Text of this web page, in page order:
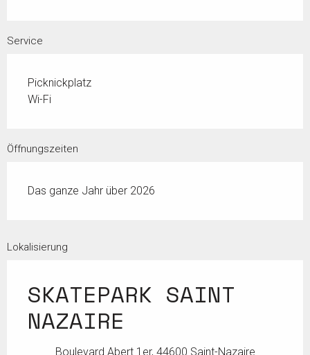
Service
Picknickplatz
Wi-Fi
Öffnungszeiten
Das ganze Jahr über 2026
Lokalisierung
SKATEPARK SAINT
NAZAIRE
Boulevard Abert 1er, 44600 Saint-Nazaire